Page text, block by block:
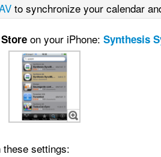
to synchronize your calendar
on your iPhone:Synthesis
settings: